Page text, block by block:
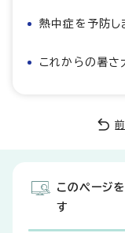
熱中症を予防し
これからの暑さ
このページ
す